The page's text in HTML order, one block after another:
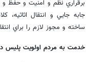
برقراري نظم و امنيت و حفظ
جابه جايي و انتقال
ساخته و مجوز لازم را براي
خدمت به مردم اولويت پليس